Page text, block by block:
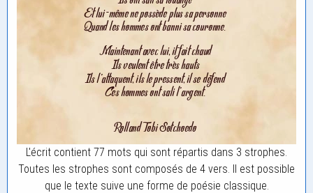
L'écrit contient 77 mots qui sont répartis dans 3 strophes.
Toutes les strophes sont composés de 4 vers. Il est possible
que le texte suive une forme de poésie classique.